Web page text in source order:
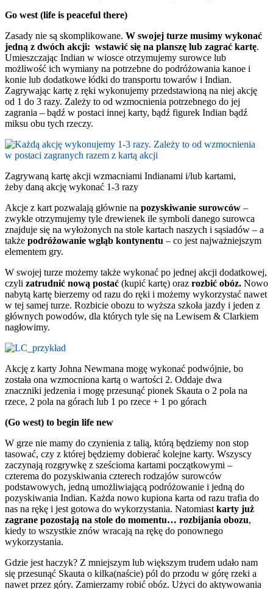
Go west (life is peaceful there)
Zasady nie są skomplikowane. W swojej turze musimy wykonać
jedną z dwóch akcji: wstawić się na planszę lub zagrać kartę.
Umieszczając Indian w wiosce otrzymujemy surowce lub
możliwość ich wymiany na potrzebne do podróżowania kanoe i
konie lub dodatkowe łódki do transportu towarów i Indian.
Zagrywając kartę z ręki wykonujemy przedstawioną na niej akcję
od 1 do 3 razy. Zależy to od wzmocnienia potrzebnego do jej
zagrania – bądź w postaci innej karty, bądź figurek Indian bądź
miksu obu tych rzeczy.
Zagrywaną kartę akcji wzmacniami Indianami i/lub kartami,
żeby daną akcję wykonać 1-3 razy
Akcje z kart pozwalają głównie na pozyskiwanie surowców –
zwykle otrzymujemy tyle drewienek ile symboli danego surowca
znajduje się na wyłożonych na stole kartach naszych i sąsiadów – a
także podróżowanie wgłąb kontynentu – co jest najważniejszym
elementem gry.
W swojej turze możemy także wykonać po jednej akcji dodatkowej,
czyli zatrudnić nową postać (kupić kartę) oraz rozbić obóz. Nowo
nabytą kartę bierzemy od razu do ręki i możemy wykorzystać nawet
w tej samej turze. Rozbicie obozu to wyższa szkoła jazdy i jeden z
głównych powodów, dla których tyle się na Lewisem & Clarkiem
nagłowimy.
Akcję z karty Johna Newmana mogę wykonać podwójnie, bo
została ona wzmocniona kartą o wartości 2. Oddaje dwa
znaczniki jedzenia i mogę przesunąć pionek Skauta o 2 pola na
rzece, 2 pola na górach lub 1 po rzece + 1 po górach
(Go west) to begin life new
W grze nie mamy do czynienia z talią, którą będziemy non stop
tasować, czy z której będziemy dobierać kolejne karty. Wszyscy
zaczynają rozgrywkę z sześcioma kartami początkowymi –
czterema do pozyskiwania czterech rodzajów surowców
podstawowych, jedną umożliwiającą podróżowanie i jedną do
pozyskiwania Indian. Każda nowo kupiona karta od razu trafia do
nas na rękę i jest gotowa do wykorzystania. Natomiast karty już
zagrane pozostają na stole do momentu… rozbijania obozu,
kiedy to wszystkie znów wracają na rękę do ponownego
wykorzystania.
Gdzie jest haczyk? Z mniejszym lub większym trudem udało nam
się przesunąć Skauta o kilka(naście) pól do przodu w górę rzeki a
nawet przez góry. Zamierzamy robić obóz. Użyci do aktywowania